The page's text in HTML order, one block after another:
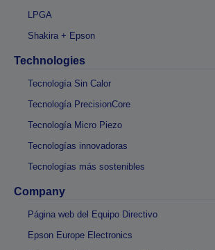
LPGA
Shakira + Epson
Technologies
Tecnología Sin Calor
Tecnología PrecisionCore
Tecnología Micro Piezo
Tecnologías innovadoras
Tecnologías más sostenibles
Company
Página web del Equipo Directivo
Epson Europe Electronics